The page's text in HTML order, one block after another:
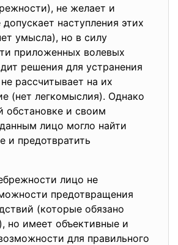
не желает и
допускает наступления этих
умысла), но в силу
приложенных волевых
решения для устранения
рассчитывает на их
(нет легкомыслия). Однако
обстановке и своим
лицо могло найти
и предотвратить
лицо не
предотвращения
(которые обязано
но имеет объективные и
для правильного